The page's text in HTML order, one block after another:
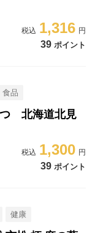
1,316
39 ポイント
食品
北海道北見
1,300
39 ポイント
健康